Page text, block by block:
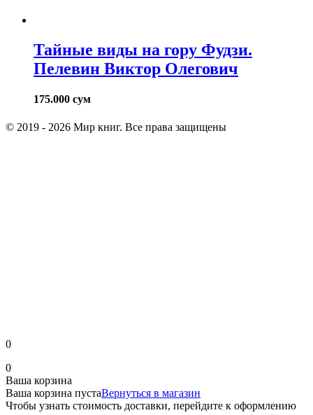
Тайные виды на гору Фудзи.
Пелевин Виктор Олегович
175.000 сум
© 2019 - 2026 Мир книг. Все права защищены
0
0
Ваша корзина
Ваша корзина пустаВернуться в магазин
Чтобы узнать стоимость доставки, перейдите к оформлению